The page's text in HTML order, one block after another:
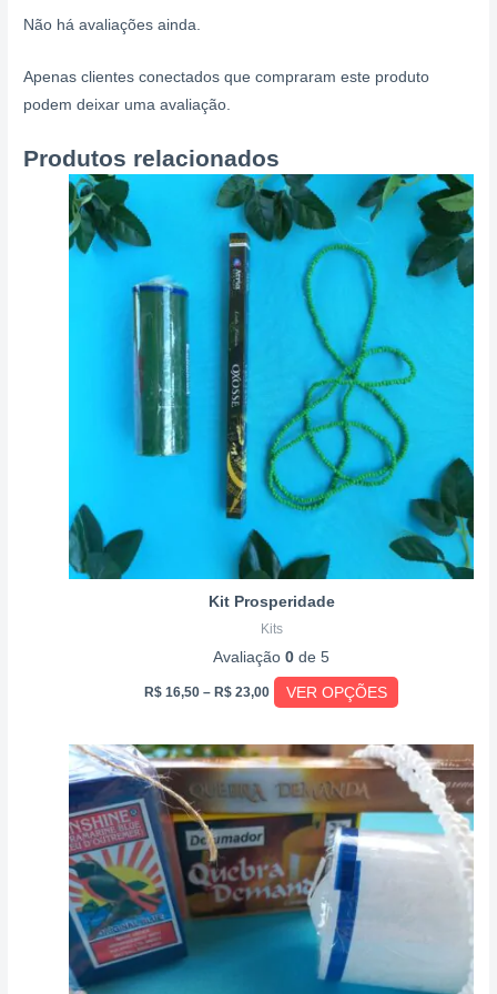
Não há avaliações ainda.
Apenas clientes conectados que compraram este produto
podem deixar uma avaliação.
Produtos relacionados
Kit Prosperidade
Kits
Avaliação0 de 5
R$ 16,50 – R$ 23,00
Price
range:
R$ 16,50
through
R$ 23,00
VER OPÇÕES
Este
produto
tem
várias
opções
podem
ser
escolhidas
na
página
do
produto
Price
range:
R$ 16,99
through
R$ 35,50
Este
produto
tem
várias
variantes.
ser